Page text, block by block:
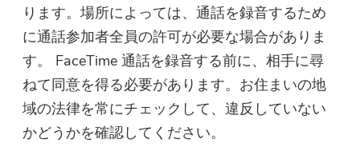
ります。場所によっては、通話を録音するため
に通話参加者全員の許可が必要な場合がありま
す。 FaceTime 通話を録音する前に、相手に尋
ねて同意を得る必要があります。お住まいの地
域の法律を常にチェックして、違反していない
かどうかを確認してください。